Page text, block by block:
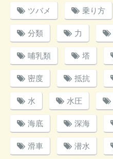
ツバメ 乗り方
分類 力
哺乳類 塔
密度 抵抗
水 水圧
海底 深海
滑車 潜水